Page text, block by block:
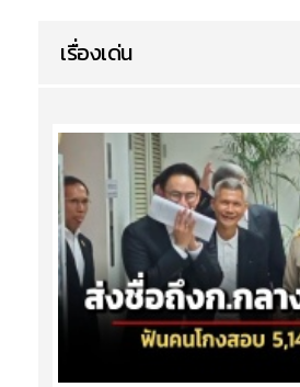
เรื่องเด่น